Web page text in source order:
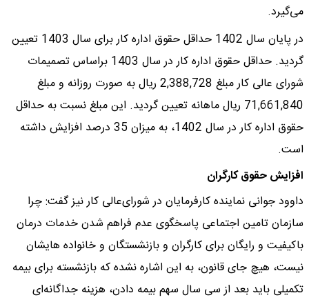
می‌گیرد.
در پایان سال 1402 حداقل حقوق اداره کار برای سال 1403 تعیین
گردید. حداقل حقوق اداره کار در سال 1403 براساس تصمیمات
شورای عالی کار مبلغ 2,388,728 ریال به صورت روزانه و مبلغ
71,661,840 ریال ماهانه تعیین گردید. این مبلغ نسبت به حداقل
حقوق اداره کار در سال 1402، به میزان 35 درصد افزایش داشته
است.
افزایش حقوق کارگران
داوود جوانی نماینده کارفرمایان در شورای‌عالی کار نیز گفت: چرا
سازمان تامین اجتماعی پاسخگوی عدم فراهم شدن خدمات درمان
باکیفیت و رایگان برای کارگران و بازنشستگان و خانواده هایشان
نیست، هیچ جای قانون، به این اشاره نشده‌ که بازنشسته برای بیمه
تکمیلی باید بعد از سی سال سهم بیمه دادن، هزینه‌ جداگانه‌ای